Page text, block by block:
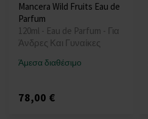
Mancera Wild Fruits Eau de
Parfum
120ml - Eau de Parfum - Για
Άνδρες Και Γυναίκες
Άμεσα διαθέσιμο
78,00 €